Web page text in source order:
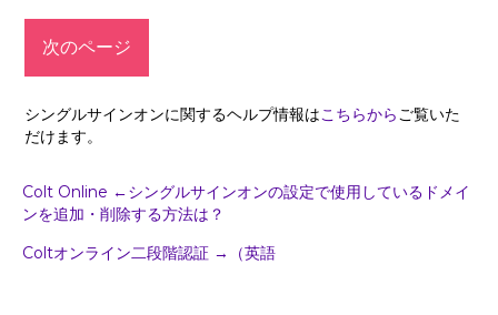
シングルサインオンに関するヘルプ情報はこちらからご覧いた
だけます。
ポ
ス
Colt Online ←シングルサインオンの設定で使用しているドメイ
ンを追加・削除する方法は？
Coltオンライン二段階認証 →（英語